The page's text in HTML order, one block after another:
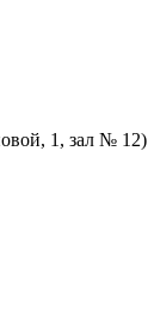
1, зал № 12)